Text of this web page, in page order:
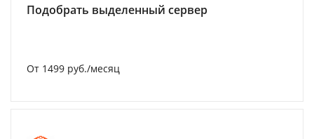
Подобрать выделенный сервер
От 1499 руб./месяц